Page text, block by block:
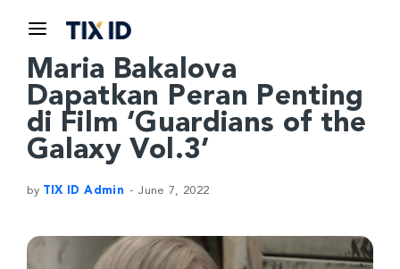
Maria Bakalova
Dapatkan Peran Penting
di Film ‘Guardians of the
Galaxy Vol.3’
by TIX ID Admin June 7, 2022